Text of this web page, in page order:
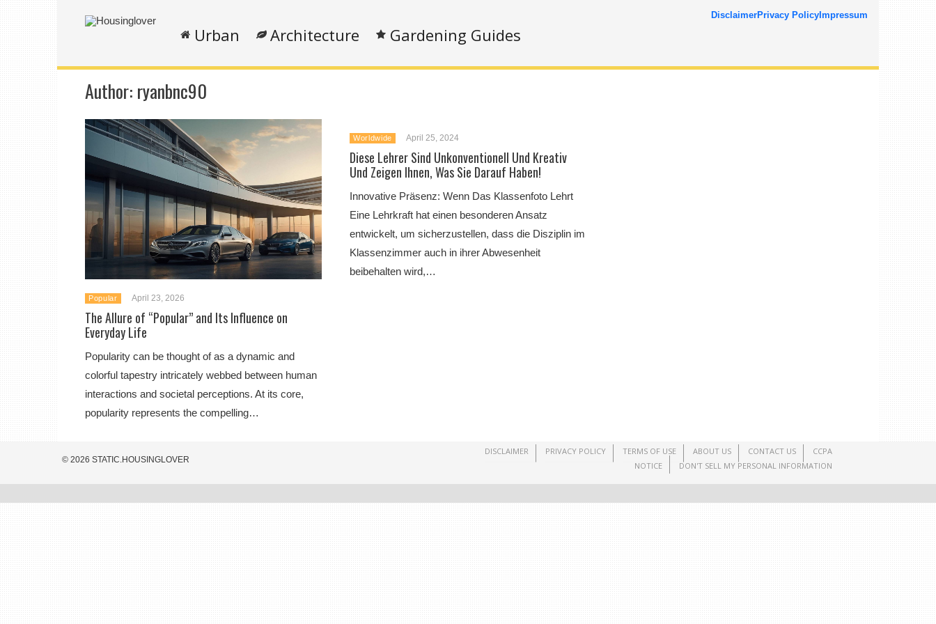
Urban Architecture Gardening Guides
DisclaimerPrivacy Policy Impressum
Author: ryanbnc90
Popular April 23, 2026
The Allure of “Popular” and Its Influence on
Everyday Life
Popularity can be thought of as a dynamic and
colorful tapestry intricately webbed between human
interactions and societal perceptions. At its core,
popularity represents the compelling…
Worldwide April 25, 2024
Diese Lehrer Sind Unkonventionell Und Kreativ
Und Zeigen Ihnen, Was Sie Darauf Haben!
Innovative Präsenz: Wenn Das Klassenfoto Lehrt
Eine Lehrkraft hat einen besonderen Ansatz
entwickelt, um sicherzustellen, dass die Disziplin im
Klassenzimmer auch in ihrer Abwesenheit
beibehalten wird,…
© 2026 STATIC.HOUSINGLOVER
DISCLAIMER PRIVACY POLICY TERMS OF USE ABOUT US CONTACT US
CCPA
NOTICE
DON'T SELL MY PERSONAL INFORMATION